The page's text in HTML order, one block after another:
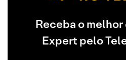
Receba o
Expert pelo